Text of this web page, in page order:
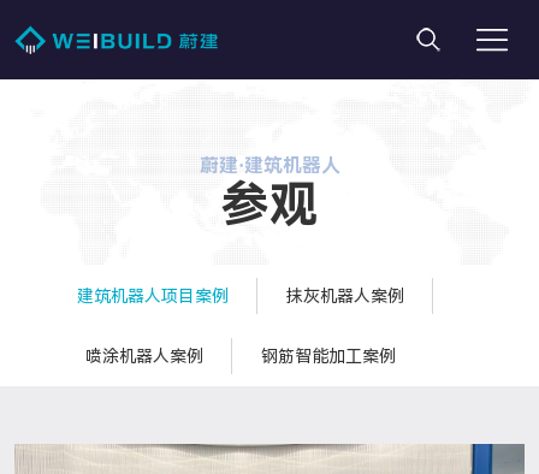
蔚建·建筑机器人
参观
建筑机器人项目案例 抹灰机器人案例
喷涂机器人案例 钢筋智能加工案例